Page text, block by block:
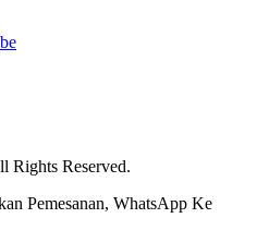
Rights Reserved.
Pemesanan, WhatsApp Ke